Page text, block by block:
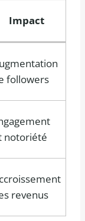
Impact
followers
notoriété
revenus